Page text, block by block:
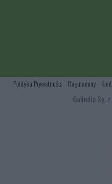
Polityka Prywatności Regulaminy
Galindia Sp.